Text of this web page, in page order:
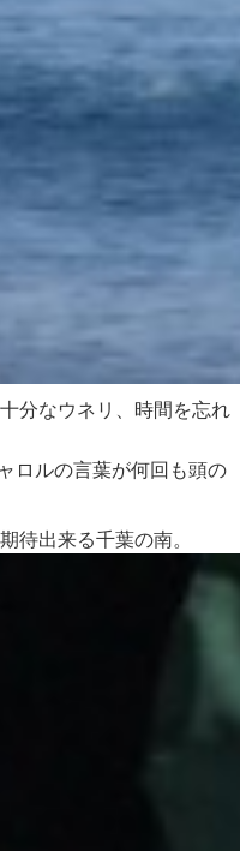
分なウネリ、時間を忘れ
ロルの言葉が何回も頭の
待出来る千葉の南。